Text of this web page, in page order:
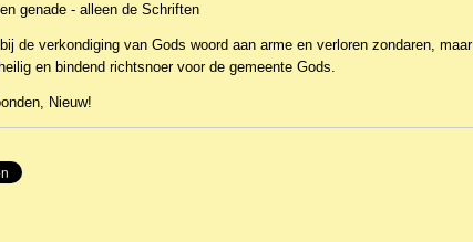
genade - alleen de Schriften
de verkondiging van Gods woord aan arme en verloren zondaren, maar
en bindend richtsnoer voor de gemeente Gods.
Nieuw!